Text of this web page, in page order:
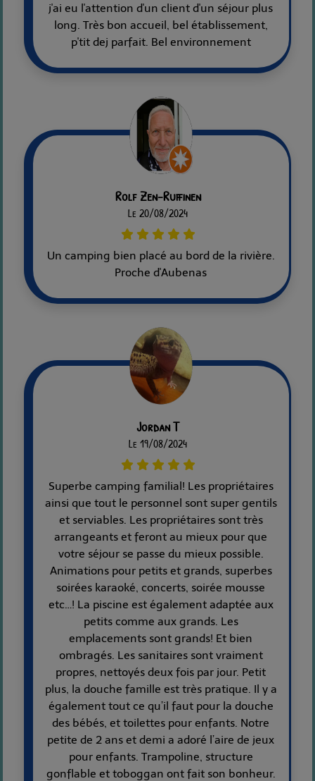
j'ai eu l'attention d'un client d'un séjour plus
long. Très bon accueil, bel établissement,
p'tit dej parfait. Bel environnement
Rolf Zen-Ruffinen
Le 20/08/2024
Un camping bien placé au bord de la rivière.
Proche d'Aubenas
Jordan T
Le 19/08/2024
Superbe camping familial! Les propriétaires
ainsi que tout le personnel sont super gentils
et serviables. Les propriétaires sont très
arrangeants et feront au mieux pour que
votre séjour se passe du mieux possible.
Animations pour petits et grands, superbes
soirées karaoké, concerts, soirée mousse
etc…! La piscine est également adaptée aux
petits comme aux grands. Les
emplacements sont grands! Et bien
ombragés. Les sanitaires sont vraiment
propres, nettoyés deux fois par jour. Petit
plus, la douche famille est très pratique. Il y a
également tout ce qu’il faut pour la douche
des bébés, et toilettes pour enfants. Notre
petite de 2 ans et demi a adoré l’aire de jeux
pour enfants. Trampoline, structure
gonflable et toboggan ont fait son bonheur.